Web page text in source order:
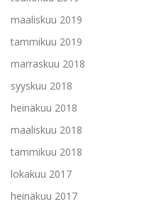
maaliskuu 2019
tammikuu 2019
marraskuu 2018
syyskuu 2018
heinäkuu 2018
maaliskuu 2018
tammikuu 2018
lokakuu 2017
heinäkuu 2017